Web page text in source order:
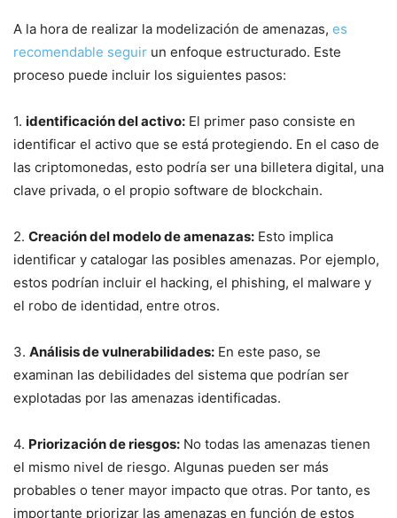
A la hora de ⁤realizar la modelización de amenazas, es
recomendable seguir ⁤un enfoque ⁤estructurado. Este ​
proceso puede incluir los siguientes pasos:‍
1. identificación del activo: El primer paso⁣ consiste en
identificar el activo que se está protegiendo. En⁣ el caso de
las criptomonedas, esto ‌podría ser una billetera digital, una
clave privada,⁣ o ⁣el propio software de blockchain.
2. Creación del modelo de amenazas: Esto implica
identificar y catalogar las posibles amenazas. Por ejemplo,
estos podrían⁤ incluir el hacking, el phishing, el malware y⁤
el robo de⁤ identidad, entre otros.
3. Análisis de ⁢vulnerabilidades: En este ⁤paso, se
examinan las‍ debilidades del sistema que podrían ser
explotadas por las amenazas identificadas.
4. Priorización​ de ‌riesgos: No todas las amenazas tienen
el mismo‌ nivel de riesgo. Algunas pueden ser más
probables o tener mayor impacto que otras. ⁣Por​ tanto, es
importante priorizar las amenazas en⁣ función de estos